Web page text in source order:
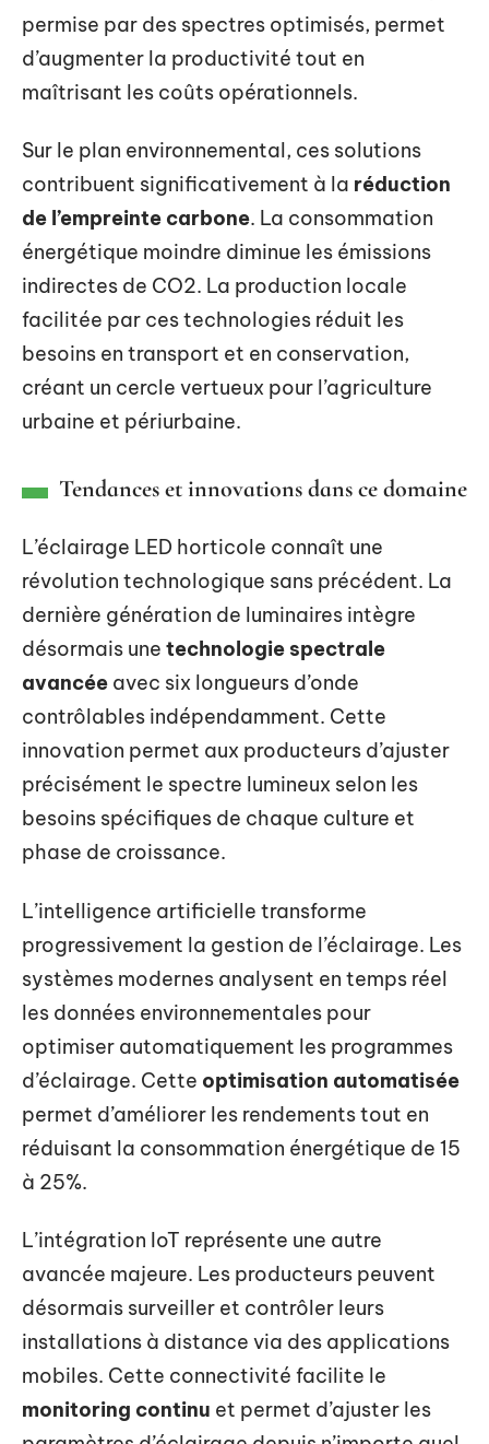
permise par des spectres optimisés, permet
d’augmenter la productivité tout en
maîtrisant les coûts opérationnels.
Sur le plan environnemental, ces solutions
contribuent significativement à la réduction
de l’empreinte carbone. La consommation
énergétique moindre diminue les émissions
indirectes de CO2. La production locale
facilitée par ces technologies réduit les
besoins en transport et en conservation,
créant un cercle vertueux pour l’agriculture
urbaine et périurbaine.
Tendances et innovations dans ce domaine
L’éclairage LED horticole connaît une
révolution technologique sans précédent. La
dernière génération de luminaires intègre
désormais une technologie spectrale
avancée avec six longueurs d’onde
contrôlables indépendamment. Cette
innovation permet aux producteurs d’ajuster
précisément le spectre lumineux selon les
besoins spécifiques de chaque culture et
phase de croissance.
L’intelligence artificielle transforme
progressivement la gestion de l’éclairage. Les
systèmes modernes analysent en temps réel
les données environnementales pour
optimiser automatiquement les programmes
d’éclairage. Cette optimisation automatisée
permet d’améliorer les rendements tout en
réduisant la consommation énergétique de 15
à 25%.
L’intégration IoT représente une autre
avancée majeure. Les producteurs peuvent
désormais surveiller et contrôler leurs
installations à distance via des applications
mobiles. Cette connectivité facilite le
monitoring continu et permet d’ajuster les